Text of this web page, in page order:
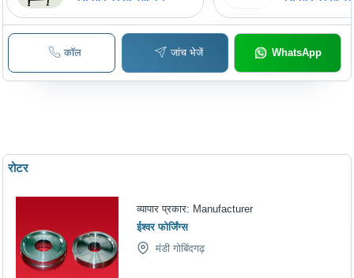
कॉल जांच भेजें WhatsApp
रोटर
व्यापार प्रकार: Manufacturer
ईश्वर फोर्जिंग्स
मंडी गोबिंदगढ़